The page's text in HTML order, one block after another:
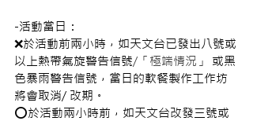
-活動當日：
❌於活動前兩小時，如天文台已發出八號或
以上熱帶氣旋警告信號/「極端情況」
或黑
色暴雨警告信號，當日的軟餐製作工作坊
將會取消/ 改期。
⭕於活動兩小時前，如天文台改發三號或